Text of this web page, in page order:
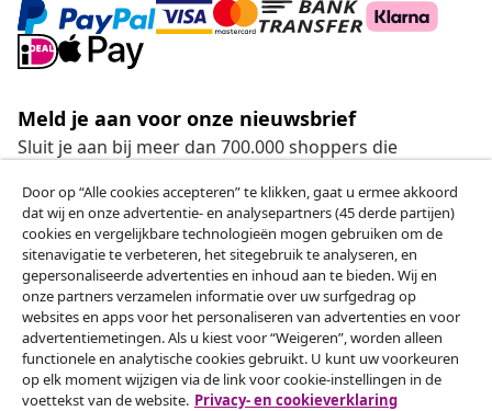
Meld je aan voor onze nieuwsbrief
Sluit je aan bij meer dan 700.000 shoppers die
artikelen van vidaXL ontvangen.
Onze sociale media
Herroeping van de overeenkomst
Een annulering voor je bestelling indienen
Door op “Alle cookies accepteren” te klikken, gaat u ermee akkoord
dat wij en onze advertentie- en analysepartners (45 derde partijen)
cookies en vergelijkbare technologieën mogen gebruiken om de
sitenavigatie te verbeteren, het sitegebruik te analyseren, en
gepersonaliseerde advertenties en inhoud aan te bieden. Wij en
onze partners verzamelen informatie over uw surfgedrag op
websites en apps voor het personaliseren van advertenties en voor
advertentiemetingen. Als u kiest voor “Weigeren”, worden alleen
functionele en analytische cookies gebruikt. U kunt uw voorkeuren
op elk moment wijzigen via de link voor cookie-instellingen in de
voettekst van de website. Privacy- en cookieverklaring